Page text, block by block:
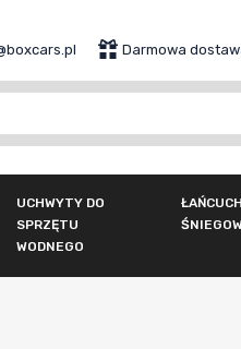
Darmowa
UCHWYTY DO
SPRZĘTU
WODNEGO